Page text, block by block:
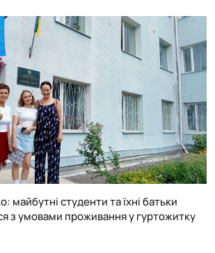
майбутні студенти та їхні батьки
з умовами проживання у гуртожитку